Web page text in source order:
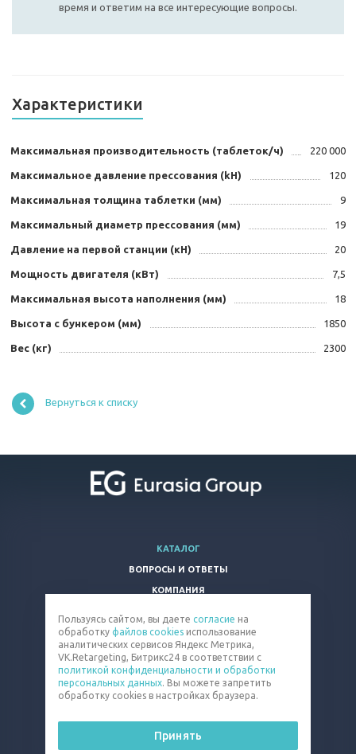
время и ответим на все интересующие вопросы.
Характеристики
Максимальная производительность (таблеток/ч) 220 000
Максимальное давление прессования (kH) 120
Максимальная толщина таблетки (мм) 9
Максимальный диаметр прессования (мм) 19
Давление на первой станции (кН) 20
Мощность двигателя (кВт) 7,5
Максимальная высота наполнения (мм) 18
Высота с бункером (мм) 1850
Вес (кг) 2300
Вернуться к списку
© 2026 Все права защищены.
КАТАЛОГ
ВОПРОСЫ И ОТВЕТЫ
КОМПАНИЯ
8 800 100-66-83
tablet@eq-mail.ru
Пользуясь сайтом, вы даете согласие на
обработку файлов cookies использование
аналитических сервисов Яндекс Метрика,
VK.Retargeting, Битрикс24 в соответствии с
политикой конфиденциальности и обработки
персональных данных. Вы можете запретить
обработку cookies в настройках браузера.
Принять